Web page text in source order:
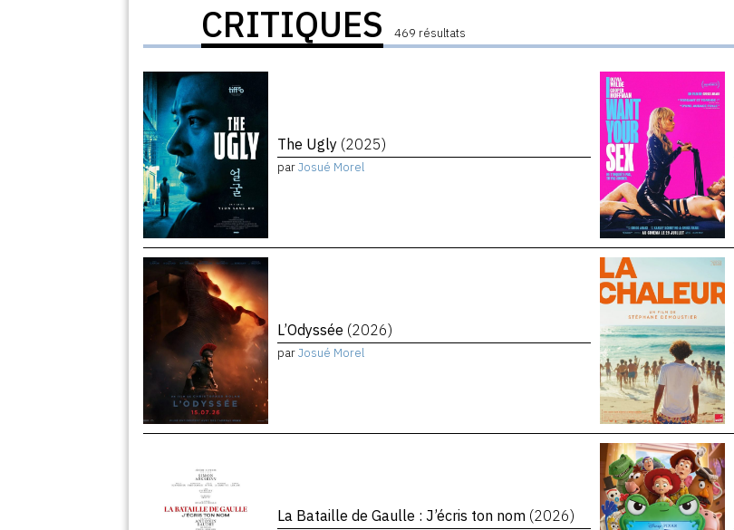
CRITIQUES 469 résultats
The Ugly (2025)
parJosué Morel
L’Odyssée (2026)
parJosué Morel
La Bataille de Gaulle : J’écris ton nom (2026)